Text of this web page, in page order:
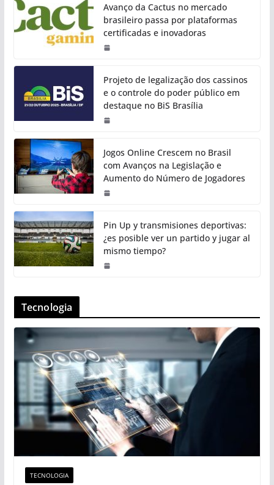
Avanço da Cactus no mercado
brasileiro passa por plataformas
certificadas e inovadoras
Projeto de legalização dos cassinos
e o controle do poder público em
destaque no BiS Brasília
Jogos Online Crescem no Brasil
com Avanços na Legislação e
Aumento do Número de Jogadores
Pin Up y transmisiones deportivas:
¿es posible ver un partido y jugar al
mismo tiempo?
Tecnologia
TECNOLOGIA